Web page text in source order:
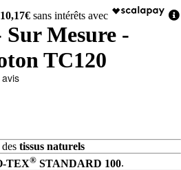
10,17€ sans intérêts avec
Sur Mesure -
TC120
tissus naturels
TEX® STANDARD 100.